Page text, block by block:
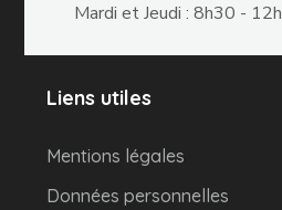
Mardi et Jeudi : 8h30 - 12h
Liens utiles
Mentions légales
Données personnelles